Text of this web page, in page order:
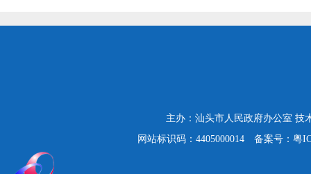
主办：汕头市人民政府办公室 技
网站标识码：4405000014
备案号：粤